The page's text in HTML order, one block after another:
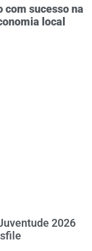
com sucesso na
local
2026